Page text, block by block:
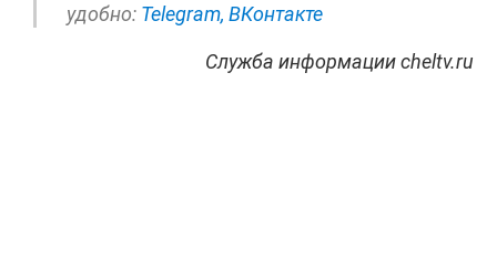
удобно: Telegram, ВКонтакте
Служба информации cheltv.ru